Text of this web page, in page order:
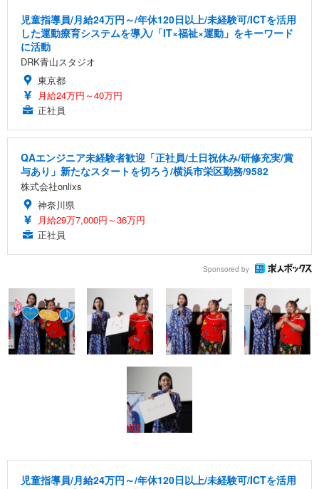
児童指導員/月給24万円～/年休120日以上/未経験可/ICTを活用
した運動療育システムを導入/「IT×福祉×運動」をキーワード
に活動
DRK青山スタジオ
東京都
月給24万円～40万円
正社員
QAエンジニア未経験者歓迎「正社員/土日祝休み/研修充実/賞
与あり」新たなスタートを切ろう/横浜市栄区勤務/9582
株式会社onlixs
神奈川県
月給29万7,000円～36万円
正社員
Sponsored by
児童指導員/月給24万円～/年休120日以上/未経験可/ICTを活用